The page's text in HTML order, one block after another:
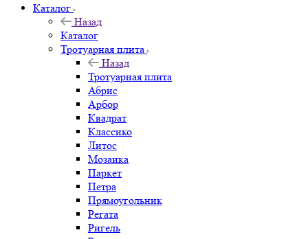
Каталог
Назад
Каталог
Тротуарная плита
Назад
Тротуарная плита
Абрис
Арбор
Квадрат
Классико
Литос
Мозаика
Паркет
Петра
Прямоугольник
Регата
Ригель